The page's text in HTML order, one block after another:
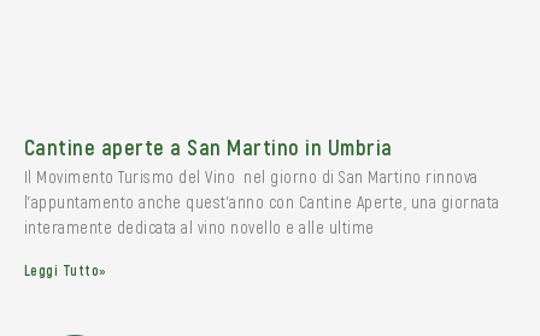
Cantine aperte a San Martino in Umbria
Il Movimento Turismo del Vino nel giorno di San Martino rinnova
l’appuntamento anche quest’anno con Cantine Aperte, una giornata
interamente dedicata al vino novello e alle ultime
Leggi Tutto»